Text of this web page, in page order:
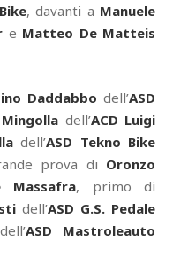
, davanti a Manuele
e Matteo De Matteis
Daddabbo dell’ASD
dell’ACD Luigi
dell’ASD Tekno Bike
prova di Oronzo
Massafra, primo di
dell’ASD G.S. Pedale
ASD Mastroleauto